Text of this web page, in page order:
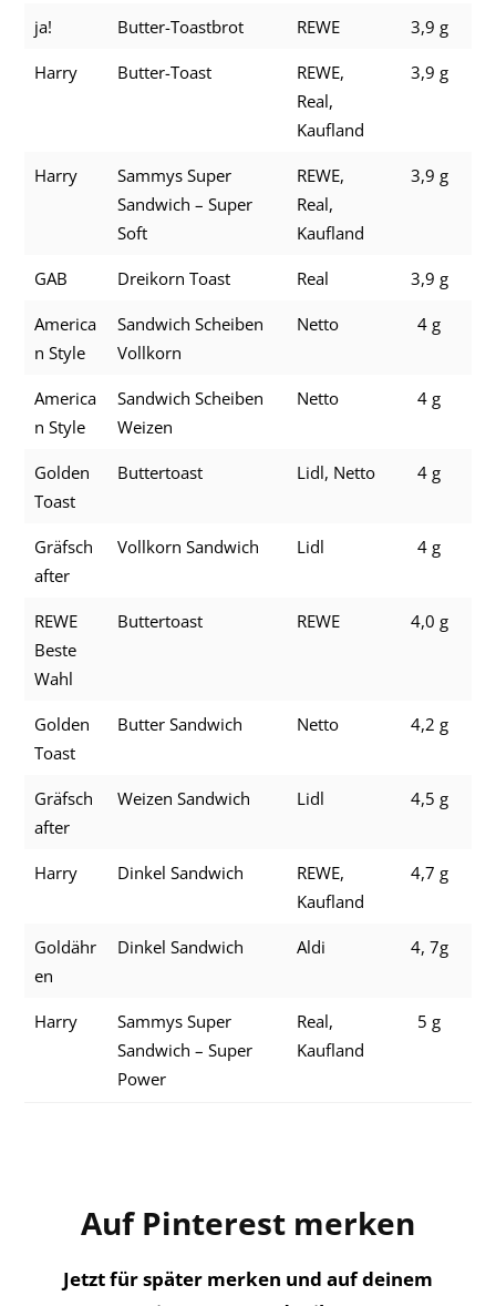
ja! Butter-Toastbrot REWE 3,9 g
Harry Butter-Toast
REWE,
Real,
Kaufland
3,9 g
Harry
Sammys Super
Sandwich – Super
Soft
REWE,
Real,
Kaufland
3,9 g
GAB Dreikorn Toast Real 3,9 g
America
n Style
Sandwich Scheiben
Vollkorn
Netto 4 g
America
n Style
Sandwich Scheiben
Weizen
Netto 4 g
Golden
Toast
Buttertoast Lidl, Netto 4 g
Gräfsch
after
Vollkorn Sandwich Lidl 4 g
REWE
Beste
Wahl
Buttertoast REWE 4,0 g
Golden
Toast
Butter Sandwich Netto 4,2 g
Gräfsch
after
Weizen Sandwich Lidl 4,5 g
Harry Dinkel Sandwich
REWE,
Kaufland
4,7 g
Goldähr
en
Dinkel Sandwich Aldi 4, 7g
Harry
Sammys Super
Sandwich – Super
Power
Real,
Kaufland
5 g
Auf Pinterest merken
Jetzt für später merken und auf deinem